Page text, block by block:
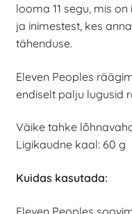
looma 11 segu, mis
ja inimestest, kes
tähenduse.
Eleven Peoples
endiselt palju lugusid
Väike tahke
Ligikaudne kaal: 60 g
Kuidas kasutada:
Eleven Peoples